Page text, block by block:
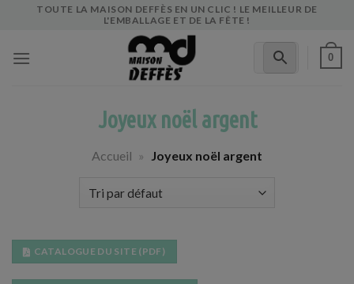
TOUTE LA MAISON DEFFÈS EN UN CLIC ! LE MEILLEUR DE
L'EMBALLAGE ET DE LA FÊTE !
0
Joyeux noël argent
Accueil » Joyeux noël argent
CATALOGUE DU SITE (PDF)